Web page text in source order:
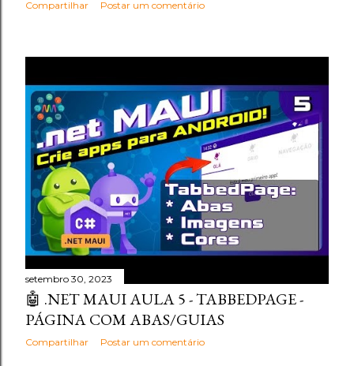
Compartilhar Postar um comentário
setembro 30, 2023
🤖 .NET MAUI AULA 5 - TABBEDPAGE -
PÁGINA COM ABAS/GUIAS
Compartilhar Postar um comentário